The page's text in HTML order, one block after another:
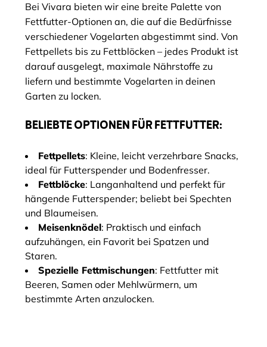
Bei Vivara bieten wir eine breite Palette von
Fettfutter-Optionen an, die auf die Bedürfnisse
verschiedener Vogelarten abgestimmt sind. Von
Fettpellets bis zu Fettblöcken – jedes Produkt ist
darauf ausgelegt, maximale Nährstoffe zu
liefern und bestimmte Vogelarten in deinen
Garten zu locken.
BELIEBTE OPTIONEN FÜR FETTFUTTER:
Fettpellets: Kleine, leicht verzehrbare Snacks,
ideal für Futterspender und Bodenfresser.
Fettblöcke: Langanhaltend und perfekt für
hängende Futterspender; beliebt bei Spechten
und Blaumeisen.
Meisenknödel: Praktisch und einfach
aufzuhängen, ein Favorit bei Spatzen und
Staren.
Spezielle Fettmischungen: Fettfutter mit
Beeren, Samen oder Mehlwürmern, um
bestimmte Arten anzulocken.